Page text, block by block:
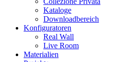
Kataloge
Downloadbereich
Konfiguratoren
Real Wall
Live Room
Materialien